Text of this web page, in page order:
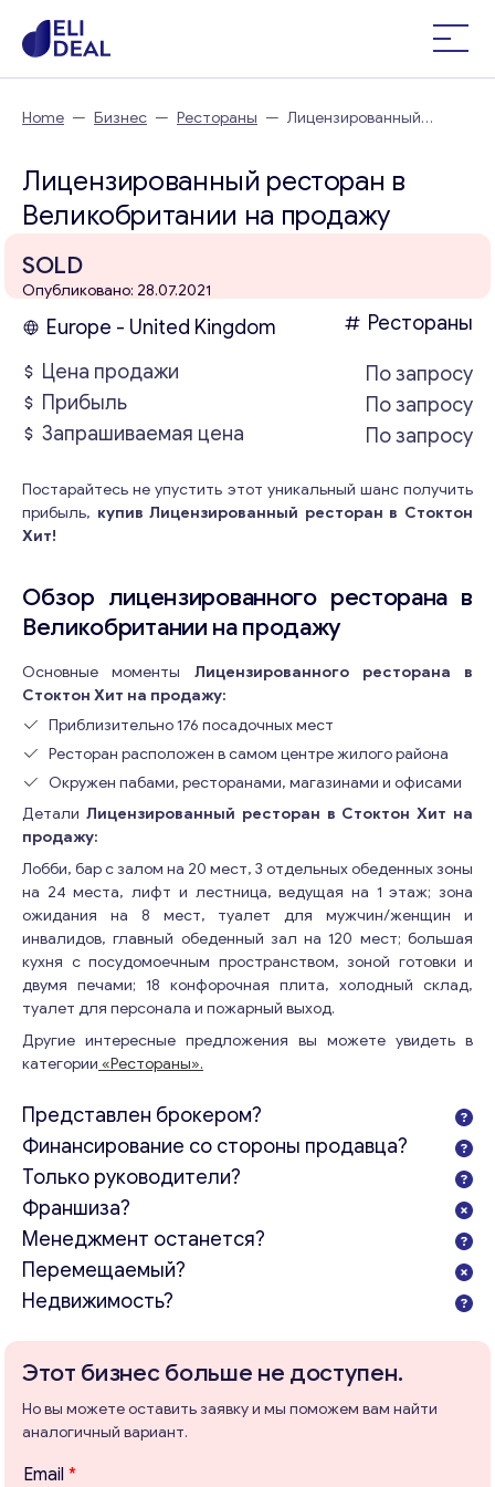
Home — Бизнес — Рестораны — Лицензированный
Лицензированный ресторан в
Великобритании на продажу
SOLD
Опубликовано: 28.07.2021
Europe - United Kingdom
Рестораны
Цена продажи
По запросу
Прибыль
По запросу
Запрашиваемая цена
По запросу
Постарайтесь не упустить этот уникальный шанс получить
прибыль, купив Лицензированный ресторан в Стоктон
Хит!
Обзор лицензированного ресторана в
Великобритании на продажу
Основные моменты Лицензированного ресторана в
Стоктон Хит на продажу:
Приблизительно 176 посадочных мест
Ресторан расположен в самом центре жилого района
Окружен пабами, ресторанами, магазинами и офисами
Детали Лицензированный ресторан в Стоктон Хит на
продажу:
Лобби, бар с залом на 20 мест, 3 отдельных обеденных зоны
на 24 места, лифт и лестница, ведущая на 1 этаж; зона
ожидания на 8 мест, туалет для мужчин/женщин и
инвалидов, главный обеденный зал на 120 мест; большая
кухня с посудомоечным пространством, зоной готовки и
двумя печами; 18 конфорочная плита, холодный склад,
туалет для персонала и пожарный выход.
Другие интересные предложения вы можете увидеть в
категории «Рестораны».
Представлен брокером?
Финансирование со стороны продавца?
Только руководители?
Франшиза?
Менеджмент останется?
Перемещаемый?
Недвижимость?
Этот бизнес больше не доступен.
Но вы можете оставить заявку и мы поможем вам найти
аналогичный вариант.
Email *